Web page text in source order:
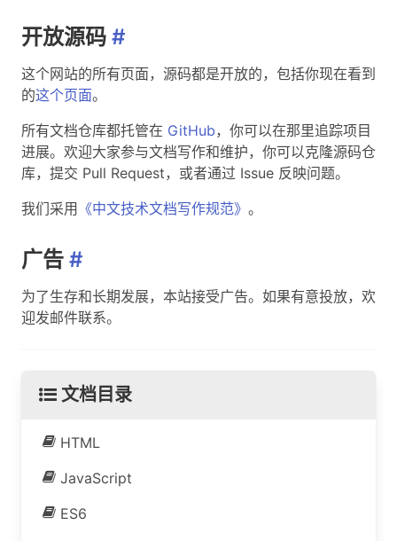
开放源码 #
这个网站的所有页面，源码都是开放的，包括你现在看到
的这个页面。
所有文档仓库都托管在 GitHub，你可以在那里追踪项目
进展。欢迎大家参与文档写作和维护，你可以克隆源码仓
库，提交 Pull Request，或者通过 Issue 反映问题。
我们采用 《中文技术文档写作规范》 。
广告 #
为了生存和长期发展，本站接受广告。如果有意投放，欢
迎发邮件联系。
文档目录
HTML
JavaScript
ES6